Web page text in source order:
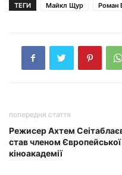
ТЕГИ Майкл Щур Роман
попередня стаття
Режисер Ахтем
став членом Європейської
кіноакадемії